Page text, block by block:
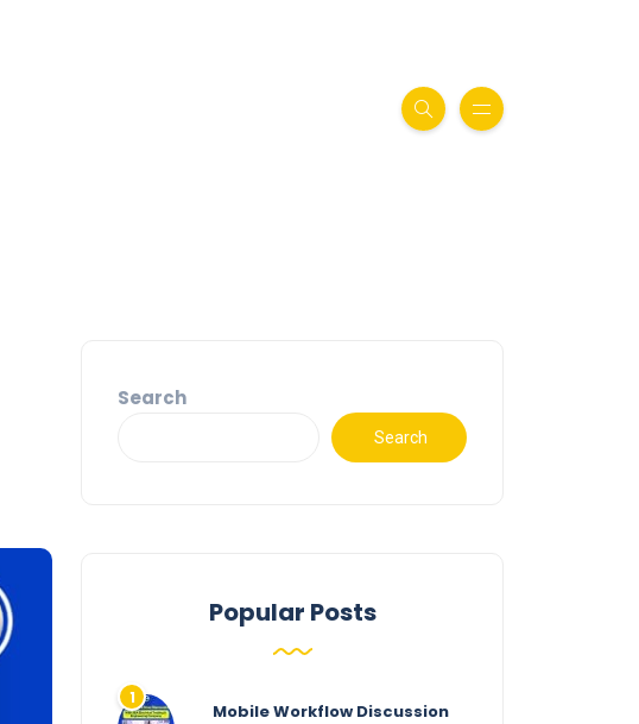
Search
Search
Popular Posts
Mobile Workflow Discussion